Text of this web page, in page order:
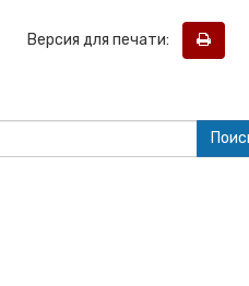
Версия для печати: